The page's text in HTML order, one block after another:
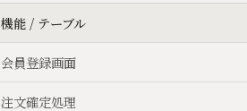
機能 / テーブル
会員登録画面
注文確定処理